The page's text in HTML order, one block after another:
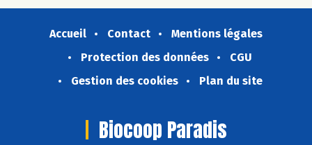
Accueil Contact
Mentions légales
Protection des données
CGU
Gestion des cookies
Plan du site
Biocoop Paradis